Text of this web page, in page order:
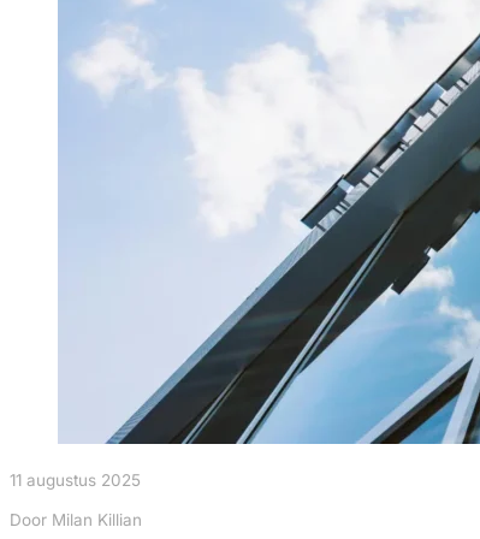
11 augustus 2025
Door Milan Killian